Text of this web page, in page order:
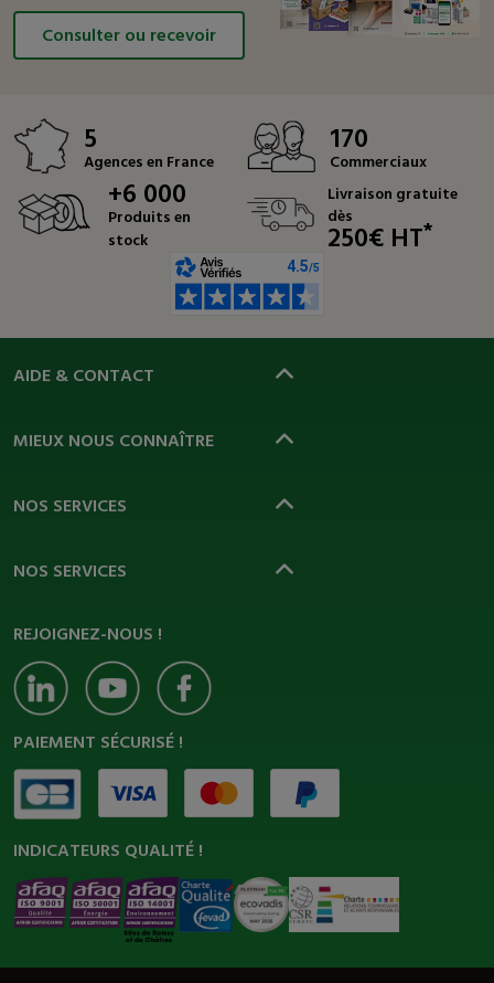
Consulter ou recevoir
5
Agences en France
170
Commerciaux
+6 000
Produits en
stock
Livraison gratuite
dès
250€ HT*
AIDE & CONTACT
MIEUX NOUS CONNAÎTRE
NOS SERVICES
NOS SERVICES
REJOIGNEZ-NOUS !
PAIEMENT SÉCURISÉ !
INDICATEURS QUALITÉ !